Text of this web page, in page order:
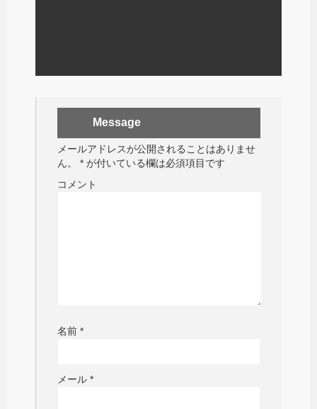
Message
メールアドレスが公開されることはありませ
ん。
* が付いている欄は必須項目です
コメント
名前 *
メール *